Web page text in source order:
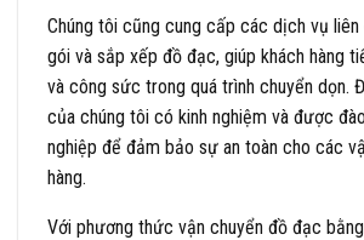
Chúng tôi cũng cung cấp các dịch vụ liên
gói và sắp xếp đồ đạc, giúp khách hàng
và công sức trong quá trình chuyển dọn.
của chúng tôi có kinh nghiệm và được
nghiệp để đảm bảo sự an toàn cho các
hàng.
Với phương thức vận chuyển đồ đạc